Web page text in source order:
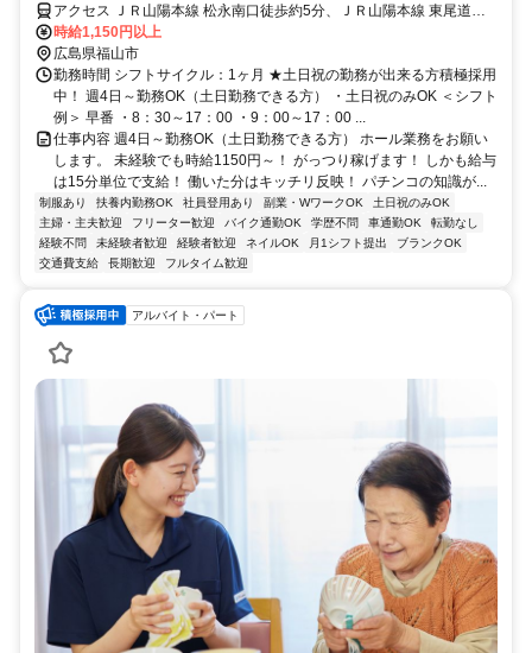
アクセス ＪＲ山陽本線 松永南口徒歩約5分、ＪＲ山陽本線 東尾道出
入口1徒歩約49分、ＪＲ山陽本線 備後赤坂徒歩約65分
時給1,150円以上
広島県福山市
勤務時間 シフトサイクル：1ヶ月 ★土日祝の勤務が出来る方積極採用
中！ 週4日～勤務OK（土日勤務できる方） ・土日祝のみOK ＜シフト
例＞ 早番 ・8：30～17：00 ・9：00～17：00 ...
仕事内容 週4日～勤務OK（土日勤務できる方） ホール業務をお願い
します。 未経験でも時給1150円～！ がっつり稼げます！ しかも給与
は15分単位で支給！ 働いた分はキッチリ反映！ パチンコの知識が...
制服あり 扶養内勤務OK 社員登用あり 副業・WワークOK
土日祝のみOK
主婦・主夫歓迎
フリーター歓迎 バイク通勤OK 学歴不問 車通勤OK
転勤なし
経験不問
未経験者歓迎 経験者歓迎 ネイルOK 月1シフト提出
ブランクOK
交通費支給
長期歓迎 フルタイム歓迎
アルバイト・パート